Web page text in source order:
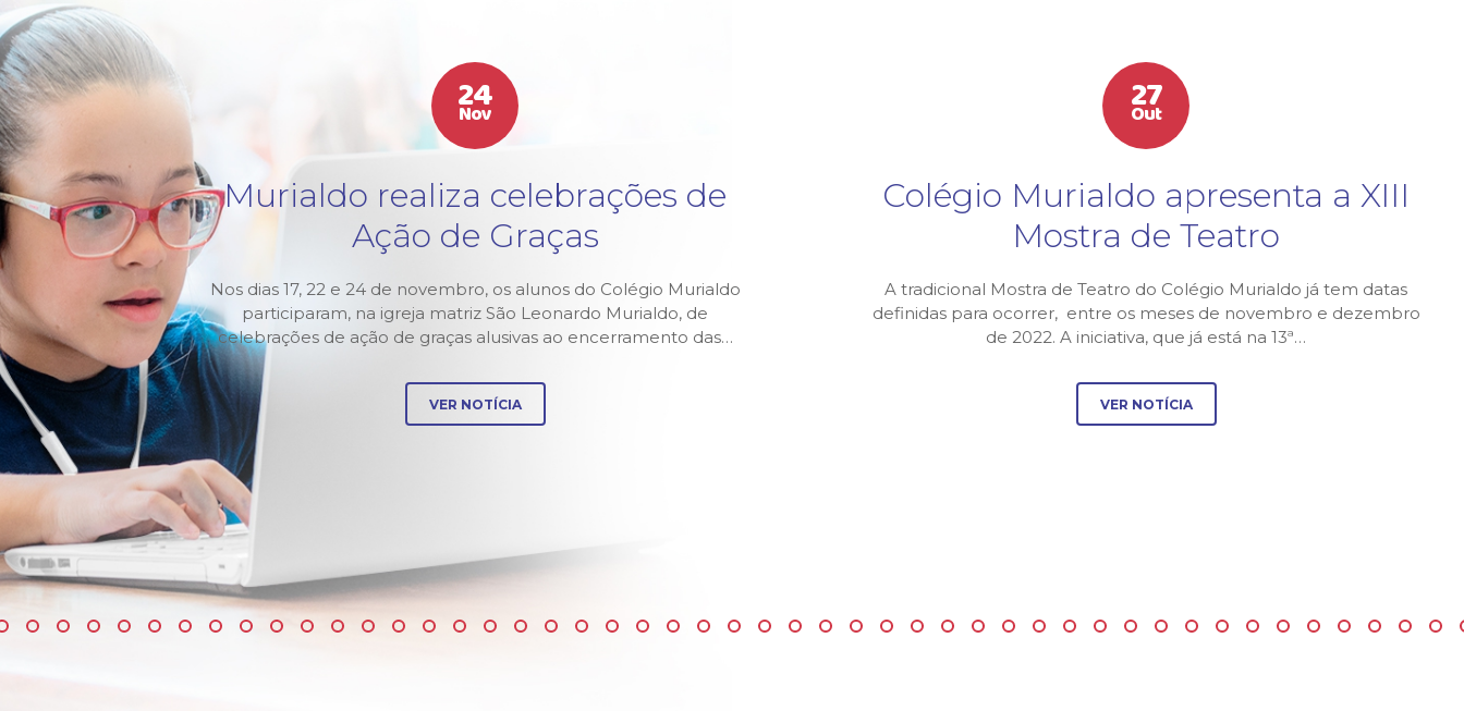
pela
24
Nov
Murialdo realiza celebrações de
Ação de Graças
Nos dias 17, 22 e 24 de novembro, os alunos do Colégio Murialdo
participaram, na igreja matriz São Leonardo Murialdo, de
celebrações de ação de graças alusivas ao encerramento das…
VER NOTÍCIA
27
Out
Colégio Murialdo apresenta a XIII
Mostra de Teatro
A tradicional Mostra de Teatro do Colégio Murialdo já tem datas
definidas para ocorrer, entre os meses de novembro e dezembro
de 2022. A iniciativa, que já está na 13ª…
VER NOTÍCIA